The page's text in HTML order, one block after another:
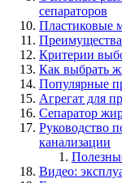
сепараторов
Пластиковые
Преимущества
Критерии
Как выбрать
Популярные
Агрегат для
Сепаратор
Руководство
канализации
Видео: